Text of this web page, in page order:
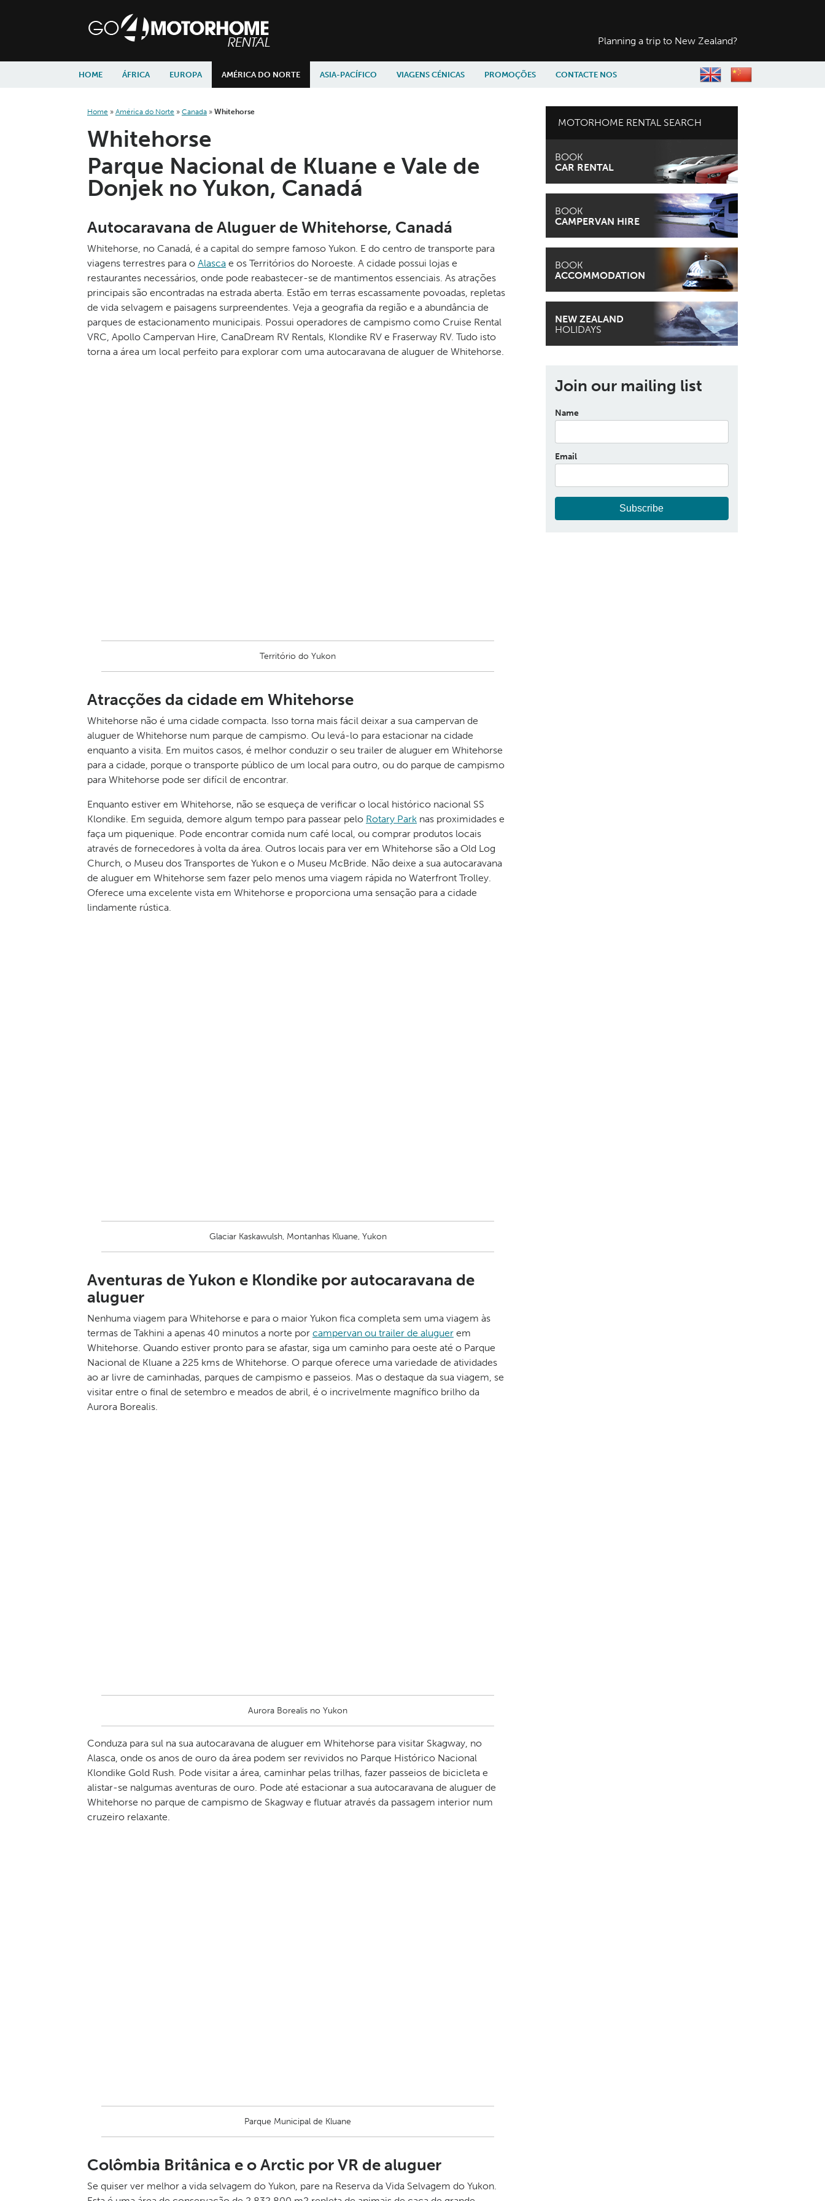
Planning a trip to New Zealand?
HOME ÁFRICA EUROPA AMÉRICA DO NORTE ASIA-PACÍFICO VIAGENS CÉNICAS PROMOÇÕES CONTACTE NOS
Home » América do Norte » Canada » Whitehorse
Whitehorse
Parque Nacional de Kluane e Vale de
Donjek no Yukon, Canadá
Autocaravana de Aluguer de Whitehorse, Canadá
Whitehorse, no Canadá, é a capital do sempre famoso Yukon. E do centro de transporte para
viagens terrestres para o Alasca e os Territórios do Noroeste. A cidade possui lojas e
restaurantes necessários, onde pode reabastecer-se de mantimentos essenciais. As atrações
principais são encontradas na estrada aberta. Estão em terras escassamente povoadas, repletas
de vida selvagem e paisagens surpreendentes. Veja a geografia da região e a abundância de
parques de estacionamento municipais. Possui operadores de campismo como Cruise Rental
VRC, Apollo Campervan Hire, CanaDream RV Rentals, Klondike RV e Fraserway RV. Tudo isto
torna a área um local perfeito para explorar com uma autocaravana de aluguer de Whitehorse.
Território do Yukon
Atracções da cidade em Whitehorse
Whitehorse não é uma cidade compacta. Isso torna mais fácil deixar a sua campervan de
aluguer de Whitehorse num parque de campismo. Ou levá-lo para estacionar na cidade
enquanto a visita. Em muitos casos, é melhor conduzir o seu trailer de aluguer em Whitehorse
para a cidade, porque o transporte público de um local para outro, ou do parque de campismo
para Whitehorse pode ser difícil de encontrar.
Enquanto estiver em Whitehorse, não se esqueça de verificar o local histórico nacional SS
Klondike. Em seguida, demore algum tempo para passear pelo Rotary Park nas proximidades e
faça um piquenique. Pode encontrar comida num café local, ou comprar produtos locais
através de fornecedores à volta da área. Outros locais para ver em Whitehorse são a Old Log
Church, o Museu dos Transportes de Yukon e o Museu McBride. Não deixe a sua autocaravana
de aluguer em Whitehorse sem fazer pelo menos uma viagem rápida no Waterfront Trolley.
Oferece uma excelente vista em Whitehorse e proporciona uma sensação para a cidade
lindamente rústica.
Glaciar Kaskawulsh, Montanhas Kluane, Yukon
Aventuras de Yukon e Klondike por autocaravana de
aluguer
Nenhuma viagem para Whitehorse e para o maior Yukon fica completa sem uma viagem às
termas de Takhini a apenas 40 minutos a norte por campervan ou trailer de aluguer em
Whitehorse. Quando estiver pronto para se afastar, siga um caminho para oeste até o Parque
Nacional de Kluane a 225 kms de Whitehorse. O parque oferece uma variedade de atividades
ao ar livre de caminhadas, parques de campismo e passeios. Mas o destaque da sua viagem, se
visitar entre o final de setembro e meados de abril, é o incrivelmente magnífico brilho da
Aurora Borealis.
Aurora Borealis no Yukon
Conduza para sul na sua autocaravana de aluguer em Whitehorse para visitar Skagway, no
Alasca, onde os anos de ouro da área podem ser revividos no Parque Histórico Nacional
Klondike Gold Rush. Pode visitar a área, caminhar pelas trilhas, fazer passeios de bicicleta e
alistar-se nalgumas aventuras de ouro. Pode até estacionar a sua autocaravana de aluguer de
Whitehorse no parque de campismo de Skagway e flutuar através da passagem interior num
cruzeiro relaxante.
Parque Municipal de Kluane
Colômbia Britânica e o Arctic por VR de aluguer
Se quiser ver melhor a vida selvagem do Yukon, pare na Reserva da Vida Selvagem do Yukon.
MOTORHOME RENTAL SEARCH
BOOK
CAR RENTAL
BOOK
CAMPERVAN HIRE
BOOK
ACCOMMODATION
NEW ZEALAND
HOLIDAYS
Join our mailing list
Name
Email
Subscribe